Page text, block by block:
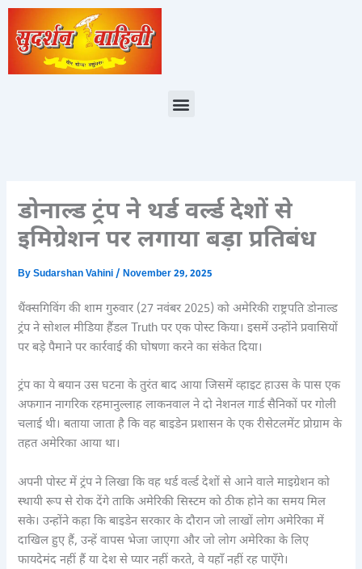
Skip
content
Menu
डोनाल्ड ट्रंप ने थर्ड वर्ल्ड देशों से
इमिग्रेशन पर लगाया बड़ा प्रतिबंध
BySudarshan Vahini/November 29, 2025
थैंक्सगिविंग की शाम गुरुवार (27 नवंबर 2025) को अमेरिकी राष्ट्रपति डोनाल्ड
ट्रंप ने सोशल मीडिया हैंडल Truth पर एक पोस्ट किया। इसमें उन्होंने प्रवासियों
पर बड़े पैमाने पर कार्रवाई की घोषणा करने का संकेत दिया।
ट्रंप का ये बयान उस घटना के तुरंत बाद आया जिसमें व्हाइट हाउस के पास एक
अफगान नागरिक रहमानुल्लाह लाकनवाल ने दो नेशनल गार्ड सैनिकों पर गोली
चलाई थी। बताया जाता है कि वह बाइडेन प्रशासन के एक रीसेटलमेंट प्रोग्राम के
तहत अमेरिका आया था।
अपनी पोस्ट में ट्रंप ने लिखा कि वह थर्ड वर्ल्ड देशों से आने वाले माइग्रेशन को
स्थायी रूप से रोक देंगे ताकि अमेरिकी सिस्टम को ठीक होने का समय मिल
सके। उन्होंने कहा कि बाइडेन सरकार के दौरान जो लाखों लोग अमेरिका में
दाखिल हुए हैं, उन्हें वापस भेजा जाएगा और जो लोग अमेरिका के लिए
फायदेमंद नहीं हैं या देश से प्यार नहीं करते, वे यहाँ नहीं रह पाएँगे।